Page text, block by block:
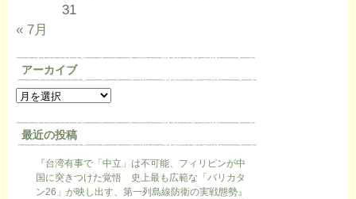
31
« 7月
アーカイブ
最近の投稿
『台湾有事で「中立」は不可能、フィリピンが中
国に突きつけた覚悟 史上最も広範な「バリカタ
ン26」が映し出す、第一列島線防衛の実戦態勢』